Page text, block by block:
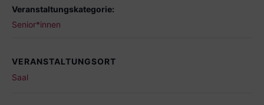
Veranstaltungskategorie:
Senior*innen
VERANSTALTUNGSORT
Saal